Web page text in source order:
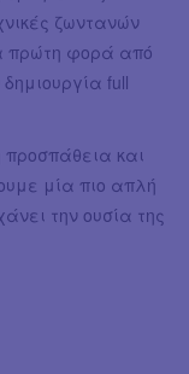
ζωντανών
πρώτη φορά από
full
και
μία πιο απλή
την ουσία της